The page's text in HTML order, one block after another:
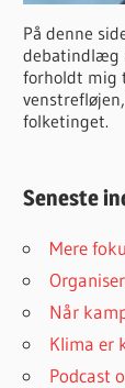
På denne
debatindlæg
forholdt mig
folketinget.
Seneste
Mere
Når
Klima er
Podcast